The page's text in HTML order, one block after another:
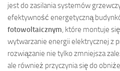
jest do zasilania systemów
efektywność energetyczną
fotowoltaicznym, które montuje
wytwarzanie energii elektrycznej z
rozwiązanie nie tylko zmniejsza
ale również przyczynia się do